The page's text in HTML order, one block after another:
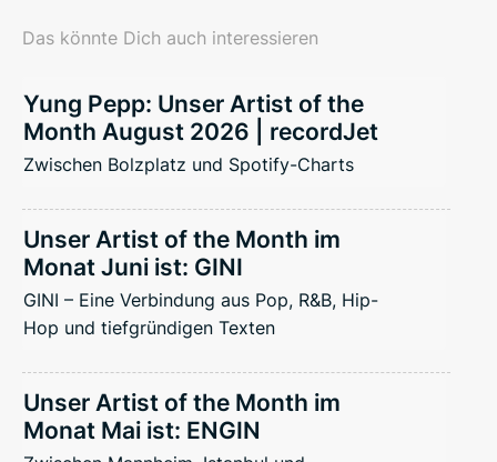
Das könnte Dich auch interessieren
Yung Pepp: Unser Artist of the
Month August 2026 | recordJet
Zwischen Bolzplatz und Spotify-Charts
Unser Artist of the Month im
Monat Juni ist: GINI
GINI – Eine Verbindung aus Pop, R&B, Hip-
Hop und tiefgründigen Texten
Unser Artist of the Month im
Monat Mai ist: ENGIN